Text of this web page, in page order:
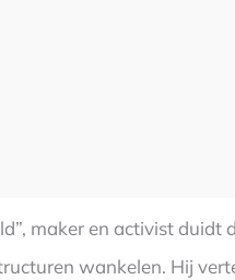
maker en activist duidt
wankelen. Hij